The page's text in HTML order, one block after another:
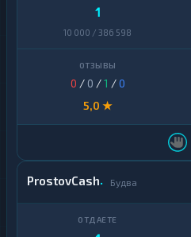
1
10 000 / 386 598
0 / 0 /1 /0
5,0 ★
ProstovCash Будва